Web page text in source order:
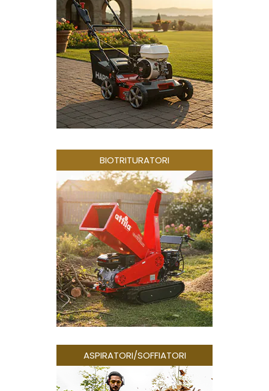
BIOTRITURATORI
ASPIRATORI/SOFFIATORI